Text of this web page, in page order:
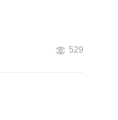
529